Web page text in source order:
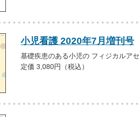
小児看護 2020年7月増刊号
基礎疾患のある小児の フィジカルア
定価 3,080円（税込）